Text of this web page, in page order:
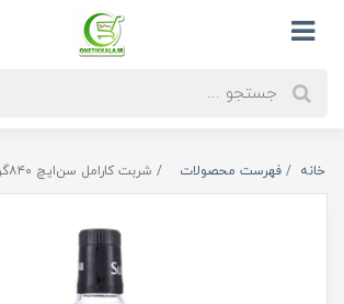
خانه فهرست محصولات شربت کارامل سن‌ایچ ۸۴۰گرم